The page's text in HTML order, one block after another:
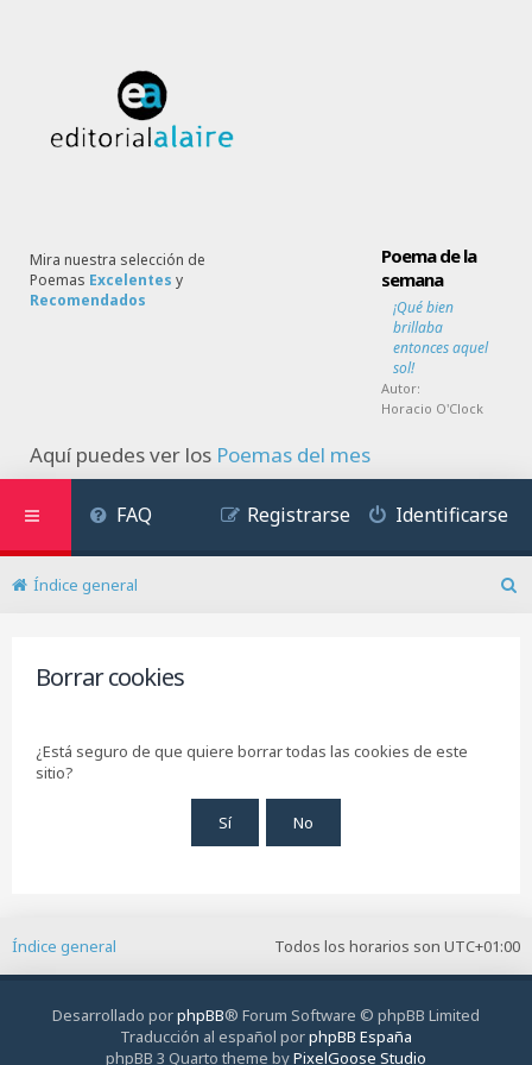
Mira nuestra selección de
Poemas Excelentes y
Recomendados
Poema de la
semana
¡Qué bien
brillaba
entonces aquel
sol!
Autor:
Horacio O'Clock
Aquí puedes ver los Poemas del mes
FAQ Identificarse
Registrarse
Índice general
Borrar cookies
¿Está seguro de que quiere borrar todas las cookies de este
sitio?
Todos los horarios son UTC+01:00
Índice general
Desarrollado porphpBB® Forum Software © phpBB Limited
Traducción al español porphpBB España
phpBB 3 Quarto theme byPixelGoose Studio